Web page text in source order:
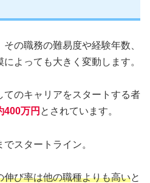
の職務の難易度や経験年数、
よっても大きく変動します。
のキャリアをスタートする者
400万円 とされています。
スタートライン。
伸び率は他の職種よりも高いと